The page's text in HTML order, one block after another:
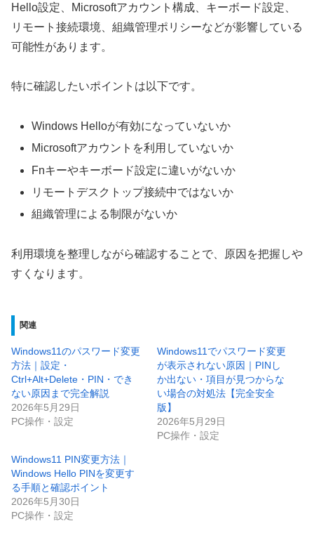
Hello設定、Microsoftアカウント構成、キーボード設定、
リモート接続環境、組織管理ポリシーなどが影響している
可能性があります。
特に確認したいポイントは以下です。
Windows Helloが有効になっていないか
Microsoftアカウントを利用していないか
Fnキーやキーボード設定に違いがないか
リモートデスクトップ接続中ではないか
組織管理による制限がないか
利用環境を整理しながら確認することで、原因を把握しや
すくなります。
関連
Windows11のパスワード変更
方法｜設定・
Ctrl+Alt+Delete・PIN・でき
ない原因まで完全解説
2026年5月29日
PC操作・設定
Windows11でパスワード変更
が表示されない原因｜PINし
か出ない・項目が見つからな
い場合の対処法【完全安全
版】
2026年5月29日
PC操作・設定
Windows11 PIN変更方法｜
Windows Hello PINを変更す
る手順と確認ポイント
2026年5月30日
PC操作・設定